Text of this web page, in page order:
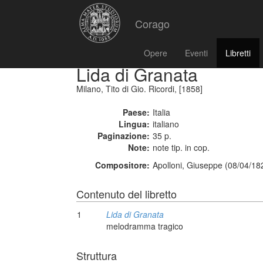
Corago
Opere Eventi Libretti
Lida di Granata
Milano, Tito di Gio. Ricordi, [1858]
Paese: Italia
Lingua: italiano
Paginazione: 35 p.
Note: note tip. in cop.
Compositore: Apolloni, Giuseppe (08/04/
Contenuto del libretto
1
Lida di Granata
melodramma tragico
Struttura